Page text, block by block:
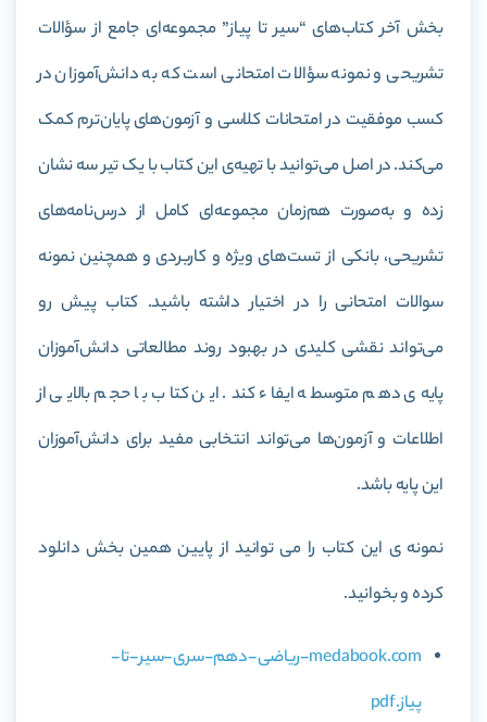
بخش آخر کتاب‌های “سیر تا پیاز” مجموعه‌ای جامع از سؤالات
تشریحی و نمونه سؤالات امتحانی است که به دانش‌آموزان در
کسب موفقیت در امتحانات کلاسی و آزمون‌های پایان‌ترم کمک
می‌کند. در اصل می‌توانید با تهیه‌ی این کتاب با یک تیر سه نشان
زده و به‌صورت هم‌زمان مجموعه‌ای کامل از درس‌نامه‌های
تشریحی، بانکی از تست‌های ویژه و کاربردی و همچنین نمونه
سوالات امتحانی را در اختیار داشته باشید. کتاب پیش رو
می‌تواند نقشی کلیدی در بهبود روند مطالعاتی دانش‌آموزان
پایه‌ی دهم متوسطه ایفاء کند. این کتاب با حجم بالایی از
اطلاعات و آزمون‌ها می‌تواند انتخابی مفید برای دانش‌آموزان
این پایه باشد.
نمونه ی این کتاب را می توانید از پایین همین بخش دانلود
کرده و بخوانید.
medabook.com-ریاضی-دهم-سری-سیر-تا-
پیاز.pdf